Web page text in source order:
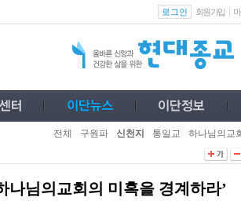
로그인 회원가입
전체 구원파 신천지 통일교 하나님의교
나님의교회의 미혹을 경계하라’